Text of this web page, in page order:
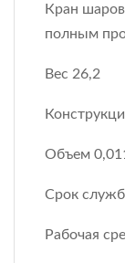
Кран
полным
Вес 26,2
Объем
Срок
Рабочая